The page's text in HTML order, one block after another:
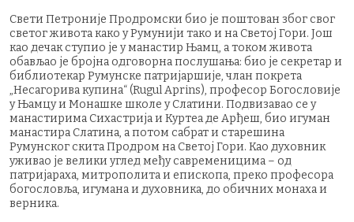
Свети Петроније Продромски био је поштован због свог
светог живота како у Румунији тако и на Светој Гори. Још
као дечак ступио је у манастир Њамц, а током живота
обављао је бројна одговорна послушања: био је секретар и
библиотекар Румунске патријаршије, члан покрета
„Несагорива купина“ (Rugul Aprins), професор Богословије
у Њамцу и Монашке школе у Слатини. Подвизавао се у
манастирима Сихастрија и Куртеа де Арђеш, био игуман
манастира Слатина, а потом сабрат и старешина
Румунског скита Продром на Светој Гори. Као духовник
уживао је велики углед међу савременицима – од
патријараха, митрополита и епископа, преко професора
богословља, игумана и духовника, до обичних монаха и
верника.